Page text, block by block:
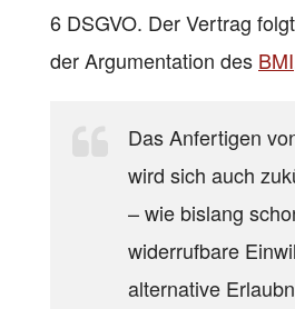
6 DSGVO. Der Vertrag
der Argumentation des BMI
Das Anfertigen
wird sich auch
– wie bislang
widerrufbare
alternative